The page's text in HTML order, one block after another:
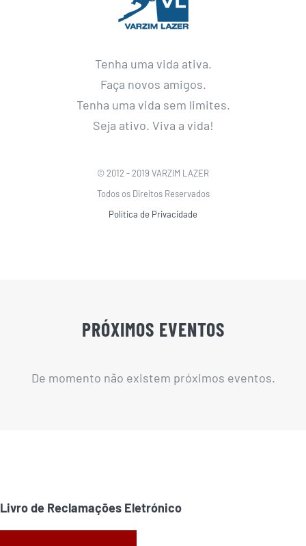
Tenha uma vida ativa.
Faça novos amigos.
Tenha uma vida sem limites.
Seja ativo. Viva a vida!
© 2012 - 2019 VARZIM LAZER
Todos os Direitos Reservados
Política de Privacidade
PRÓXIMOS EVENTOS
De momento não existem próximos eventos.
Livro de Reclamações Eletrónico